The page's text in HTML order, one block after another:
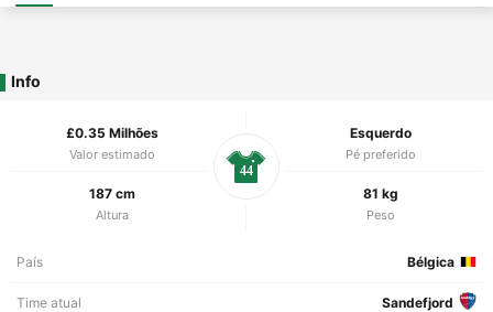
Info
£0.35 Milhões
Valor estimado
Esquerdo
Pé preferido
187 cm
Altura
81 kg
Peso
44
País Bélgica
Time atual Sandefjord